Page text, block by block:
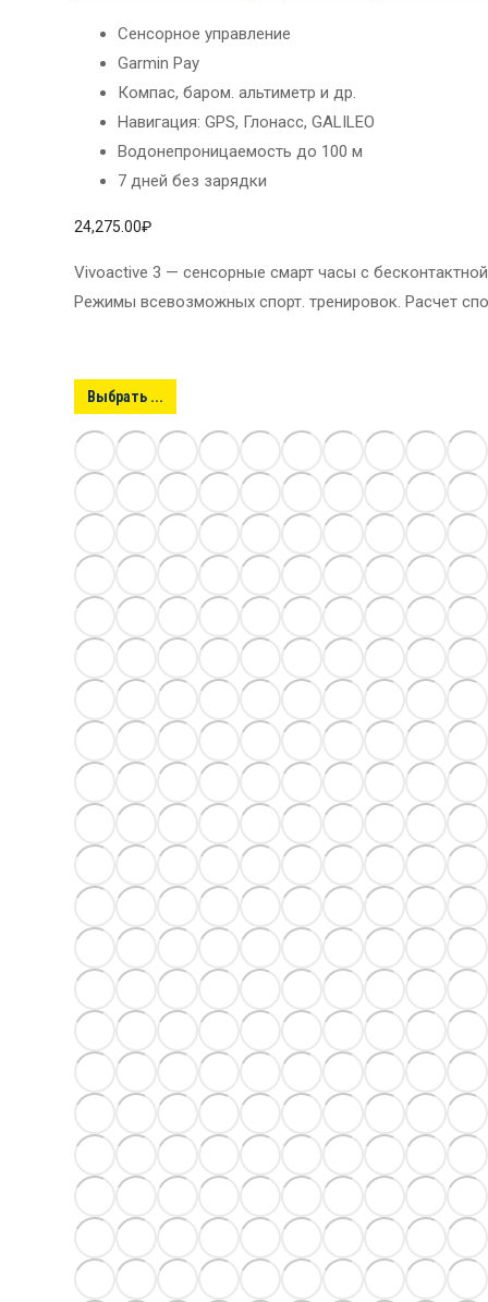
Сенсорное управление
Garmin Pay
Компас, баром. альтиметр и др.
Навигация: GPS, Глонасс, GALILEO
Водонепроницаемость до 100 м
7 дней без зарядки
24,275.00₽
Vivoactive 3 — сенсорные смарт часы с
Режимы всевозможных спорт. тренировок. Расчет
Выбрать ...